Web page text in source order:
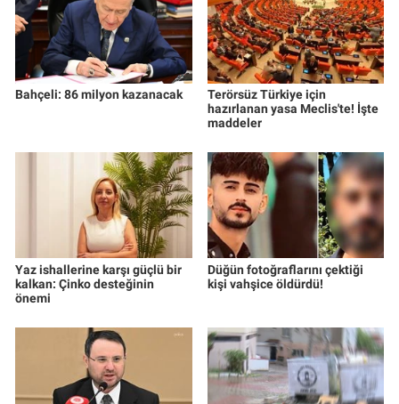
Bahçeli: 86 milyon kazanacak
Terörsüz Türkiye için
hazırlanan yasa Meclis'te! İşte
maddeler
Yaz ishallerine karşı güçlü bir
kalkan: Çinko desteğinin
önemi
Düğün fotoğraflarını çektiği
kişi vahşice öldürdü!